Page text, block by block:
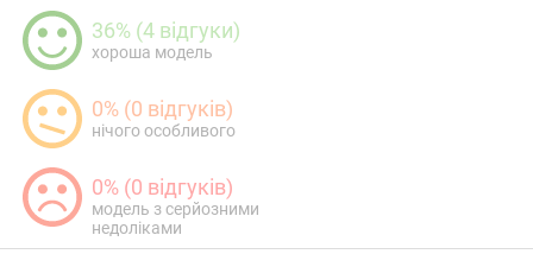
36% (4 відгуки)
хороша модель
0% (0 відгуків)
нічого особливого
0% (0 відгуків)
модель з серйозними
недоліками